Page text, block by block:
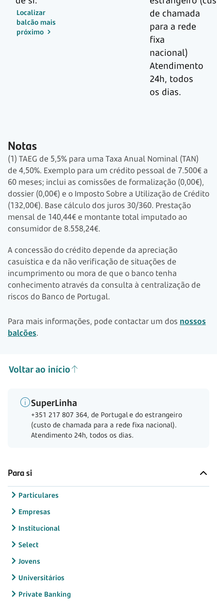
Localizar
balcão mais
próximo
de chamada
para a rede
fixa
nacional)
Atendimento
24h, todos
os dias.
Notas
(1) TAEG de 5,5% para uma Taxa Anual Nominal (TAN)
de 4,50%. Exemplo para um crédito pessoal de 7.500€ a
60 meses; inclui as comissões de formalização (0,00€),
dossier (0,00€) e o Imposto Sobre a Utilização de Crédito
(132,00€). Base cálculo dos juros 30/360. Prestação
mensal de 140,44€ e montante total imputado ao
consumidor de 8.558,24€.
A concessão do crédito depende da apreciação
casuística e da não verificação de situações de
incumprimento ou mora de que o banco tenha
conhecimento através da consulta à centralização de
riscos do Banco de Portugal.
Para mais informações, pode contactar um dos nossos
balcões.
Voltar ao início
SuperLinha
+351 217 807 364, de Portugal e do estrangeiro
(custo de chamada para a rede fixa nacional).
Atendimento 24h, todos os dias.
Para si
Particulares
Empresas
Institucional
Select
Jovens
Universitários
Private Banking